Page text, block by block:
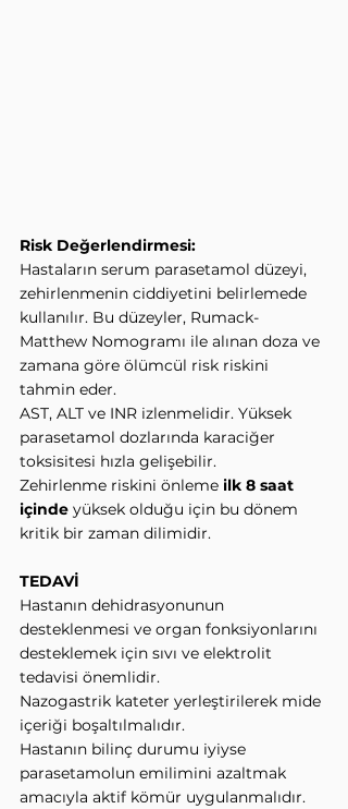
Risk Değerlendirmesi:
Hastaların serum parasetamol düzeyi,
zehirlenmenin ciddiyetini belirlemede
kullanılır. Bu düzeyler, Rumack-
Matthew Nomogramı ile alınan doza ve
zamana göre ölümcül risk riskini
tahmin eder.
AST, ALT ve INR izlenmelidir. Yüksek
parasetamol dozlarında karaciğer
toksisitesi hızla gelişebilir.
Zehirlenme riskini önleme ilk 8 saat
içinde yüksek olduğu için bu dönem
kritik bir zaman dilimidir.
TEDAVİ
Hastanın dehidrasyonunun
desteklenmesi ve organ fonksiyonlarını
desteklemek için sıvı ve elektrolit
tedavisi önemlidir.
Nazogastrik kateter yerleştirilerek mide
içeriği boşaltılmalıdır.
Hastanın bilinç durumu iyiyse
parasetamolun emilimini azaltmak
amacıyla aktif kömür uygulanmalıdır.